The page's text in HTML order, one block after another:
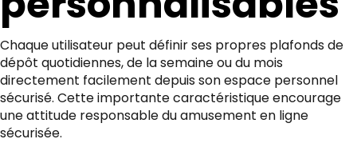
Chaque utilisateur peut définir ses propres plafonds de
dépôt quotidiennes, de la semaine ou du mois
directement facilement depuis son espace personnel
sécurisé. Cette importante caractéristique encourage
une attitude responsable du amusement en ligne
sécurisée.